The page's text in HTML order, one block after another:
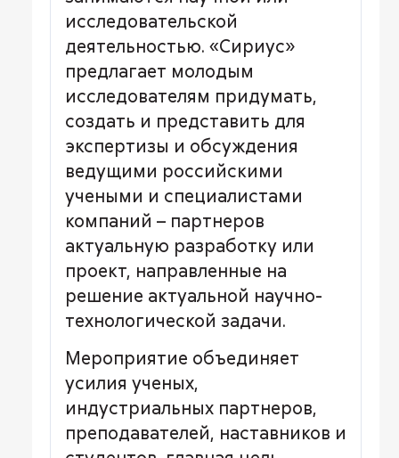
исследовательской
деятельностью. «Сириус»
предлагает молодым
исследователям придумать,
создать и представить для
экспертизы и обсуждения
ведущими российскими
учеными и специалистами
компаний – партнеров
актуальную разработку или
проект, направленные на
решение актуальной научно-
технологической задачи.
Мероприятие объединяет
усилия ученых,
индустриальных партнеров,
преподавателей, наставников и